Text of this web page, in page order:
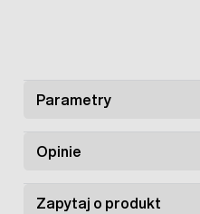
Tania karma dla psów
zależne jest od wagi
wygląda następująco:
5 kg - 120 g
Parametry
Opinie
Zapytaj o produkt